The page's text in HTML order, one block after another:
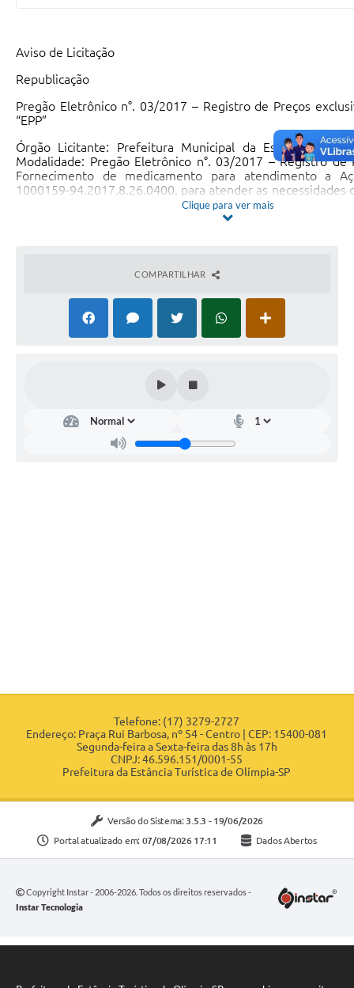
Aviso de Licitação
Republicação
Pregão Eletrônico n°. 03/2017 – Registro de Preços
“EPP”
Órgão Licitante: Prefeitura Municipal da Estância
Modalidade: Pregão Eletrônico n°. 03/2017 – Registro de
Fornecimento de medicamento para atendimento a
1000159-94.2017.8.26.0400, para atender as necessidades
Saúde do município de Olímpia/SP. Recebimento das
22/03/2017 às 09:00 horas. Inicio da Sessão de Disputa de
completo através do site www.olimpia.sp.gov.br/
Olímpia, 07 de março de 2017.
Aviso de Licitação
Pregão Eletrônico n°. 03/2017 – Registro de Preços
Secretária de Administração
Clique para ver mais
COMPARTILHAR
Telefone: (17) 3279-2727
Endereço: Praça Rui Barbosa, nº 54 - Centro | CEP: 15400-081
Segunda-feira a Sexta-feira das 8h às 17h
CNPJ: 46.596.151/0001-55
Prefeitura da Estância Turística de Olímpia-SP
Versão do Sistema: 3.5.3 - 19/06/2026
Portal atualizado em: 07/08/2026 17:11 Dados Abertos
Copyright Instar - 2006-2026. Todos os direitos reservados -
Instar Tecnologia